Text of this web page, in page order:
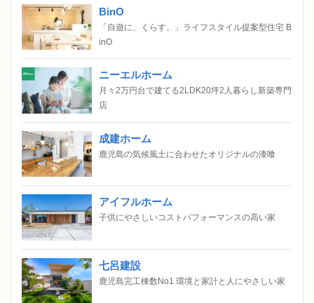
BinO
「自遊に、くらす。」ライフスタイル提案型住宅 B
inO
ニーエルホーム
月々2万円台で建てる2LDK20坪2人暮らし新築専門
店
成建ホーム
鹿児島の気候風土に合わせたオリジナルの漆喰
アイフルホーム
子供にやさしいコストパフォーマンスの高い家
七呂建設
鹿児島完工棟数No1 環境と家計と人にやさしい家